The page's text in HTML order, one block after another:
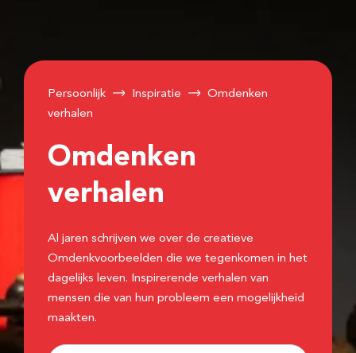
Persoonlijk Inspiratie
Omdenken
verhalen
Omdenken
verhalen
Al jaren schrijven we over de creatieve
Omdenkvoorbeelden die we tegenkomen in het
dagelijks leven. Inspirerende verhalen van
mensen die van hun probleem een mogelijkheid
maakten.